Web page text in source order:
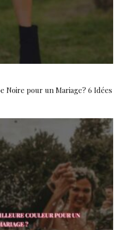
Noire pour un Mariage? 6 Idées